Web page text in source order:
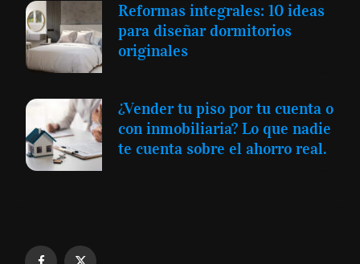
Reformas integrales: 10 ideas
para diseñar dormitorios
originales
¿Vender tu piso por tu cuenta o
con inmobiliaria? Lo que nadie
te cuenta sobre el ahorro real.